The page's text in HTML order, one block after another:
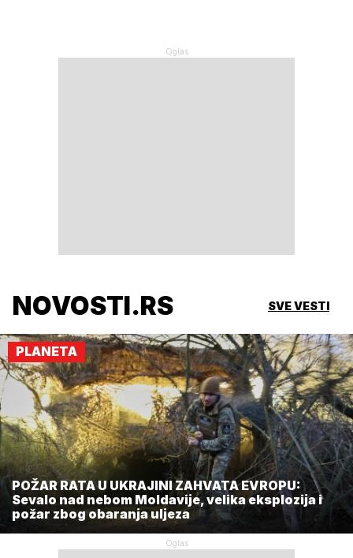
NOVOSTI.RS SVE VESTI
PLANETA
POŽAR RATA U UKRAJINI ZAHVATA EVROPU:
Sevalo nad nebom Moldavije, velika eksplozija i
požar zbog obaranja uljeza